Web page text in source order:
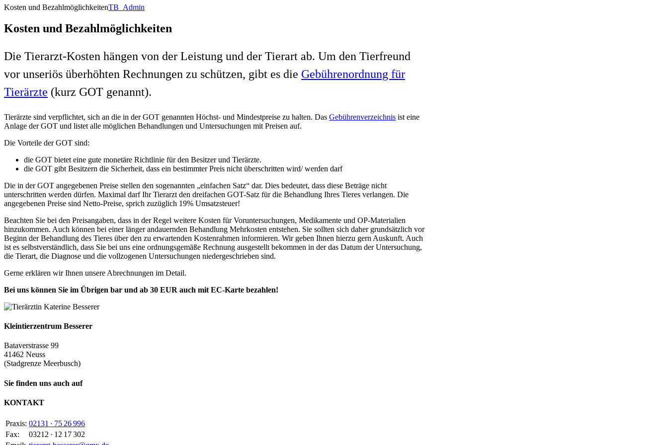
Kosten und BezahlmöglichkeitenTB_Admin
Kosten und Bezahlmöglichkeiten
Die Tierarzt-Kosten hängen von der Leistung und der Tierart ab. Um den Tierfreund
vor unseriös überhöhten Rechnungen zu schützen, gibt es die Gebührenordnung für
Tierärzte (kurz GOT genannt).
Tierärzte sind verpflichtet, sich an die in der GOT genannten Höchst- und Mindestpreise zu halten. Das Gebührenverzeichnis ist eine
Anlage der GOT und listet alle möglichen Behandlungen und Untersuchungen mit Preisen auf.
Die Vorteile der GOT sind:
die GOT bietet eine gute monetäre Richtlinie für den Besitzer und Tierärzte.
die GOT gibt Besitzern die Sicherheit, dass ein bestimmter Preis nicht überschritten wird/ werden darf
Die in der GOT angegebenen Preise stellen den sogenannten „einfachen Satz“ dar. Dies bedeutet, dass diese Beträge nicht
unterschritten werden dürfen. Maximal darf Ihr Tierarzt den dreifachen GOT-Satz für die Behandlung Ihres Tieres verlangen. Die
angegebenen Preise sind Netto-Preise, sprich zuzüglich 19% Umsatzsteuer!
Beachten Sie bei den Preisangaben, dass in der Regel weitere Kosten für Voruntersuchungen, Medikamente und OP-Materialien
hinzukommen. Auch können bei einer länger andauernden Behandlung Mehrkosten entstehen. Sie sollten sich daher grundsätzlich vor
Beginn der Behandlung des Tieres über den zu erwartenden Kostenrahmen informieren. Wir geben Ihnen hierzu gern Auskunft. Auch
ist es selbstverständlich, dass Sie bei uns eine ordnungsgemäße Rechnung ausgestellt bekommen in der das Datum der Untersuchung,
die Tierart, die Diagnose und die vollzogenen Untersuchungen niedergeschrieben sind.
Gerne erklären wir Ihnen unsere Abrechnungen im Detail.
Bei uns können Sie im Übrigen bar und ab 30 EUR auch mit EC-Karte bezahlen!
Kleintierzentrum Besserer
Bataverstrasse 99
41462 Neuss
(Stadgrenze Meerbusch)
Sie finden uns auch auf
KONTAKT
Praxis: 02131 · 75 26 996
Fax:
03212 · 12 17 302